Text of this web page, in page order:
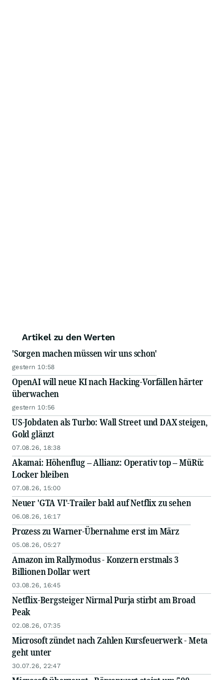
Artikel zu den Werten
'Sorgen machen müssen wir uns schon'
gestern 10:58
OpenAI will neue KI nach Hacking-Vorfällen härter
überwachen
gestern 10:56
US-Jobdaten als Turbo: Wall Street und DAX steigen,
Gold glänzt
07.08.26, 18:38
Akamai: Höhenflug – Allianz: Operativ top – MüRü:
Locker bleiben
07.08.26, 15:00
Neuer 'GTA VI'-Trailer bald auf Netflix zu sehen
06.08.26, 16:17
Prozess zu Warner-Übernahme erst im März
05.08.26, 05:27
Amazon im Rallymodus - Konzern erstmals 3
Billionen Dollar wert
03.08.26, 16:45
Netflix-Bergsteiger Nirmal Purja stirbt am Broad
Peak
02.08.26, 07:35
Microsoft zündet nach Zahlen Kursfeuerwerk - Meta
geht unter
30.07.26, 22:47